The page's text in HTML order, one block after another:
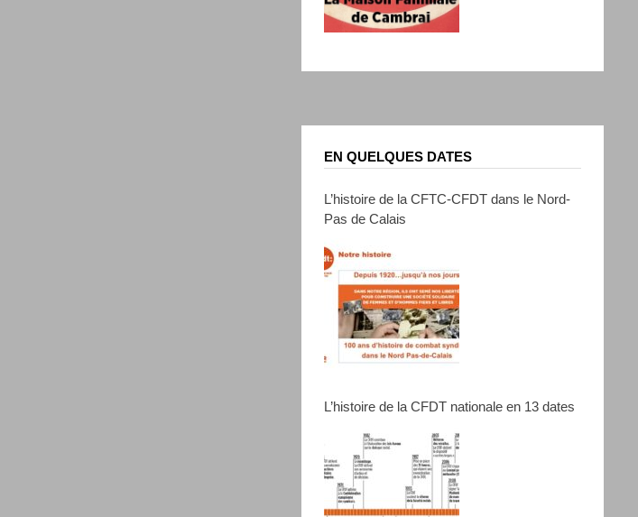
EN QUELQUES DATES
L’histoire de la CFTC-CFDT dans le Nord-
Pas de Calais
L’histoire de la CFDT nationale en 13 dates